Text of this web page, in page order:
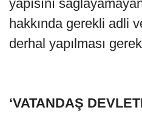
yapısını
hakkında gerekli adli
derhal yapılması
‘VATANDAŞ